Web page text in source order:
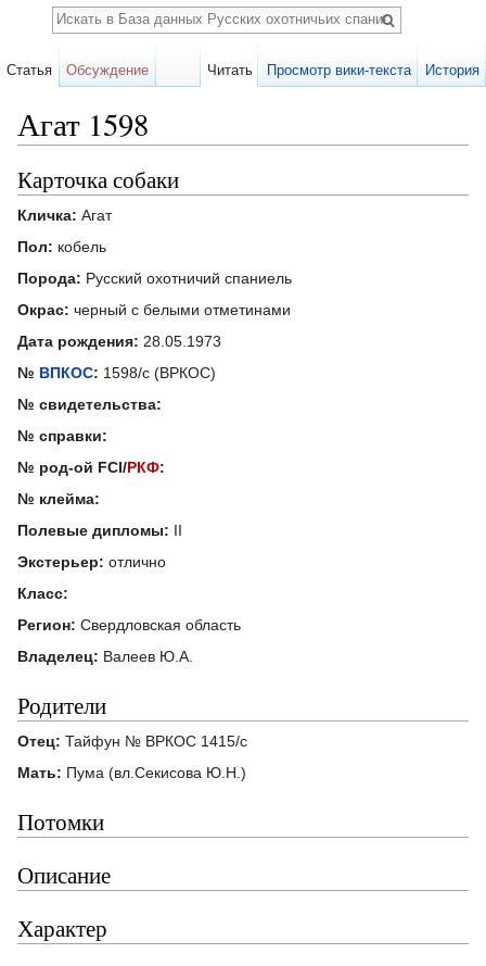
Агат 1598
Карточка собаки
Кличка: Агат
Пол: кобель
Порода: Русский охотничий спаниель
Окрас: черный с белыми отметинами
Дата рождения: 28.05.1973
№ ВПКОС: 1598/с (ВРКОС)
№ свидетельства:
№ справки:
№ род-ой FCI/РКФ:
№ клейма:
Полевые дипломы: II
Экстерьер: отлично
Класс:
Регион: Свердловская область
Владелец: Валеев Ю.А.
Родители
Отец: Тайфун № ВРКОС 1415/с
Мать: Пума (вл.Секисова Ю.Н.)
Потомки
Описание
Характер
Статья Обсуждение Читать Просмотр вики-текста История
Поиск